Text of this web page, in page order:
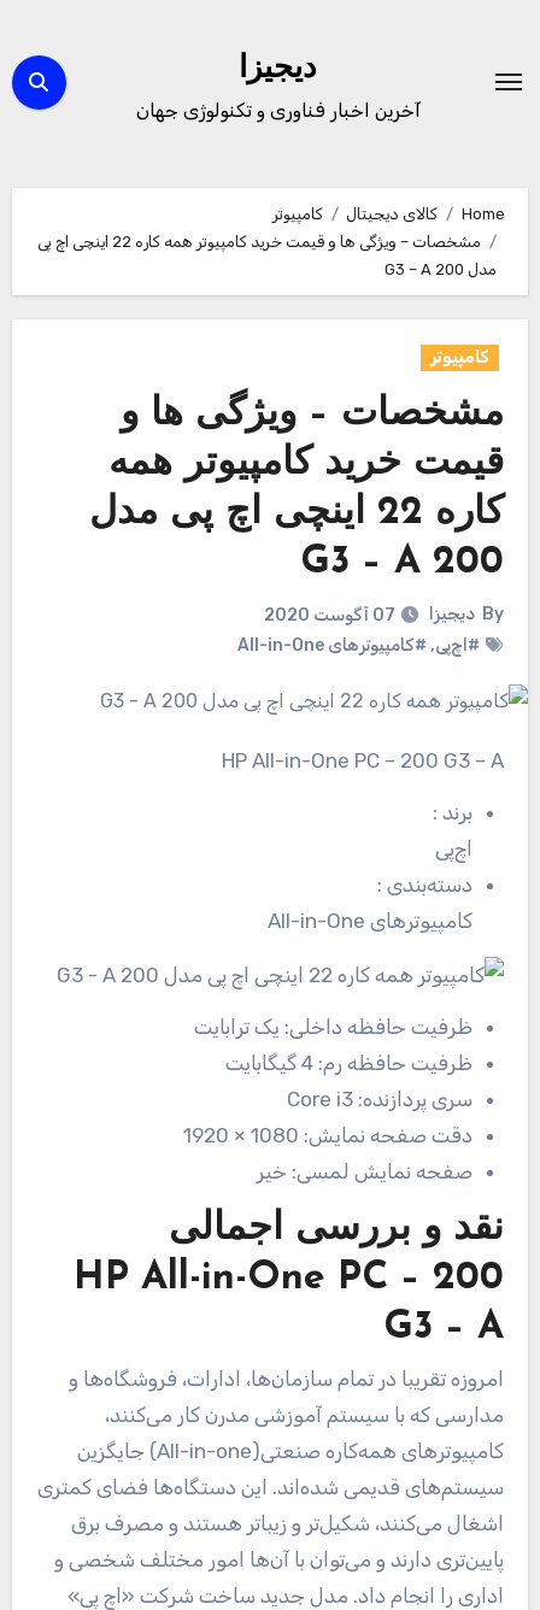
content
دیجیزا
آخرین اخبار فناوری و تکنولوژی جهان
Home کالای دیجیتال
کامپیوتر
مشخصات – ویژگی ها و قیمت خرید کامپیوتر همه کاره 22 اینچی اچ پی
مدل 200 G3 – A
کامپیوتر
مشخصات – ویژگی ها و
قیمت خرید کامپیوتر همه
کاره 22 اینچی اچ پی مدل
200 G3 – A
By دیجیزا
07 آگوست 2020
#اچ‌پی, #کامپیوترهای All-in-One
HP All-in-One PC – 200 G3 – A
برند:
اچ‌پی
دسته‌بندی:
کامپیوترهای All-in-One
ظرفیت حافظه داخلی: یک ترابایت
ظرفیت حافظه رم: 4 گیگابایت
سری پردازنده: Core i3
دقت صفحه نمایش: 1080 × 1920
صفحه نمایش لمسی: خیر
نقد و بررسی اجمالی
HP All-in-One PC – 200
G3 – A
مدارسی که با سیستم آموزشی مدرن کار می‌کنند،
کامپیوترهای همه‌کاره صنعتی(All-in-one) جایگزین
سیستم‌های قدیمی شده‌اند. این دستگاه‌ها فضای کمتری
اشغال می‌کنند، شکیل‌تر و زیباتر هستند و مصرف برق
پایین‌تری دارند و می‌توان با آن‌ها امور مختلف شخصی و
اداری را انجام داد. مدل جدید ساخت شرکت «اچ پی»